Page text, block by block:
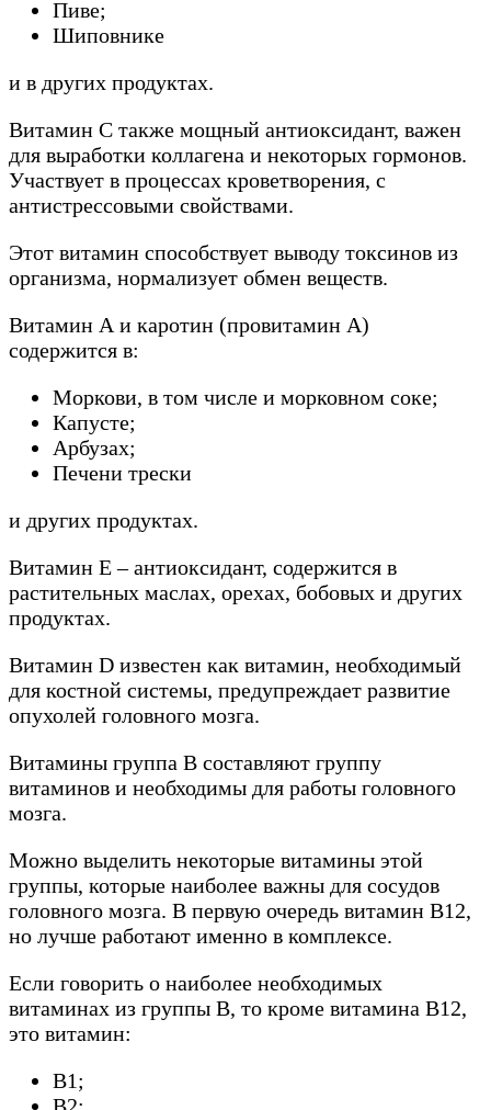
Пиве;
Шиповнике
и в других продуктах.
Витамин С также мощный антиоксидант, важен
для выработки коллагена и некоторых гормонов.
Участвует в процессах кроветворения, с
антистрессовыми свойствами.
Этот витамин способствует выводу токсинов из
организма, нормализует обмен веществ.
Витамин А и каротин (провитамин А)
содержится в:
Моркови, в том числе и морковном соке;
Капусте;
Арбузах;
Печени трески
и других продуктах.
Витамин Е – антиоксидант, содержится в
растительных маслах, орехах, бобовых и других
продуктах.
Витамин D известен как витамин, необходимый
для костной системы, предупреждает развитие
опухолей головного мозга.
Витамины группа В составляют группу
витаминов и необходимы для работы головного
мозга.
Можно выделить некоторые витамины этой
группы, которые наиболее важны для сосудов
головного мозга. В первую очередь витамин В12,
но лучше работают именно в комплексе.
Если говорить о наиболее необходимых
витаминах из группы В, то кроме витамина В12,
это витамин:
В1;